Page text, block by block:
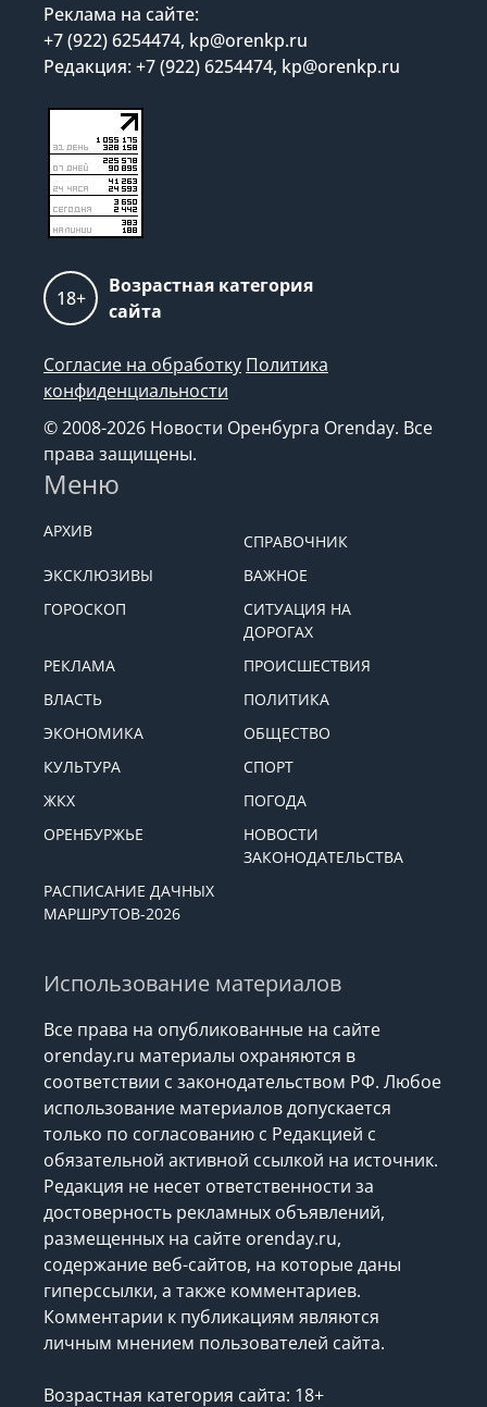
Реклама на сайте:
+7 (922) 6254474, kp@orenkp.ru
Редакция: +7 (922) 6254474, kp@orenkp.ru
18+
Возрастная категория
сайта
Согласие на обработку Политика
конфиденциальности
© 2008-2026 Новости Оренбурга Orenday. Все
права защищены.
Меню
АРХИВ
СПРАВОЧНИК
ЭКСКЛЮЗИВЫ
ВАЖНОЕ
ГОРОСКОП
СИТУАЦИЯ НА
ДОРОГАХ
РЕКЛАМА
ПРОИСШЕСТВИЯ
ВЛАСТЬ
ПОЛИТИКА
ЭКОНОМИКА
ОБЩЕСТВО
КУЛЬТУРА
СПОРТ
ЖКХ
ПОГОДА
ОРЕНБУРЖЬЕ
НОВОСТИ
ЗАКОНОДАТЕЛЬСТВА
РАСПИСАНИЕ ДАЧНЫХ
МАРШРУТОВ-2026
Использование материалов
Все права на опубликованные на сайте
orenday.ru материалы охраняются в
соответствии с законодательством РФ. Любое
использование материалов допускается
только по согласованию с Редакцией с
обязательной активной ссылкой на источник.
Редакция не несет ответственности за
достоверность рекламных объявлений,
размещенных на сайте orenday.ru,
содержание веб-сайтов, на которые даны
гиперссылки, а также комментариев.
Комментарии к публикациям являются
личным мнением пользователей сайта.
Возрастная категория сайта: 18+